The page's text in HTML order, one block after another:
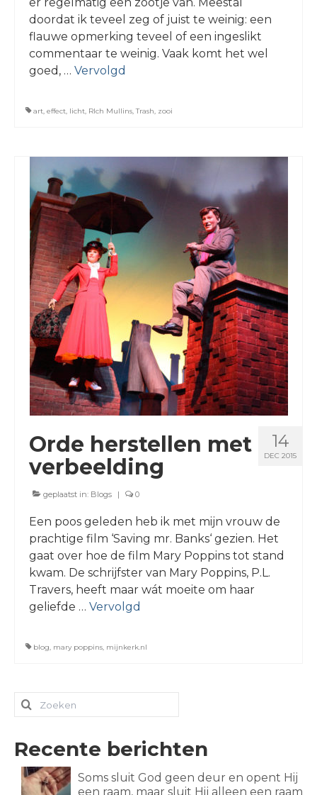
doordat ik teveel zeg of juist te weinig: een
flauwe opmerking teveel of een ingeslikt
commentaar te weinig. Vaak komt het wel
goed, … Vervolgd
art, effect, licht, RIch Mullins,Trash, zooi
14
DEC 2015
Orde herstellen met
verbeelding
geplaatst in: Blogs | 0
Een poos geleden heb ik met mijn vrouw de
prachtige film ‘Saving mr. Banks‘ gezien. Het
gaat over hoe de film Mary Poppins tot stand
kwam. De schrijfster van Mary Poppins, P.L.
Travers, heeft maar wát moeite om haar
geliefde … Vervolgd
blog, mary poppins, mijnkerk.nl
Zoeken
naar:
Recente berichten
Soms sluit God geen deur en opent Hij
een raam, maar sluit Hij alleen een raam